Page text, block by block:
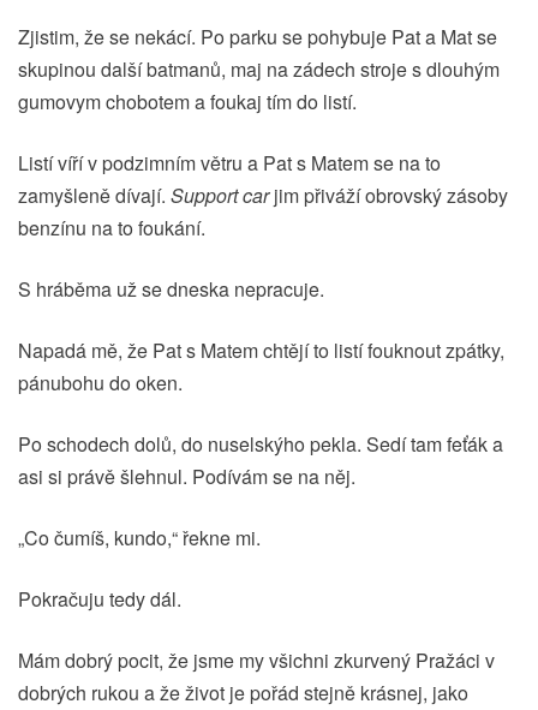
Zjistim, že se nekácí. Po parku se pohybuje Pat a Mat se
skupinou další batmanů, maj na zádech stroje s dlouhým
gumovym chobotem a foukaj tím do listí.
Listí víří v podzimním větru a Pat s Matem se na to
zamyšleně dívají. Support carjim přiváží obrovský zásoby
benzínu na to foukání.
S hráběma už se dneska nepracuje.
Napadá mě, že Pat s Matem chtějí to listí fouknout zpátky,
pánubohu do oken.
Po schodech dolů, do nuselskýho pekla. Sedí tam feťák a
asi si právě šlehnul. Podívám se na něj.
„Co čumíš, kundo,“ řekne mi.
Pokračuju tedy dál.
Mám dobrý pocit, že jsme my všichni zkurvený Pražáci v
dobrých rukou a že život je pořád stejně krásnej, jako